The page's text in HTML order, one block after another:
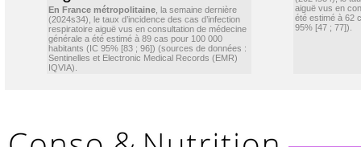
En France métropolitaine , la semaine dernière
(2024s34), le taux d’incidence des cas d’infection
respiratoire aiguë vus en consultation de médecine
générale a été estimé à 89 cas pour 100 000
habitants (IC 95% [83 ; 96]) (sources de données :
Sentinelles et Electronic Medical Records (EMR)
IQVIA).
aiguë vus en
été estimé à 62
95% [47 ; 77]).